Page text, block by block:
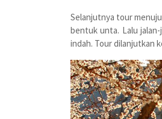
Selanjutnya tour
bentuk unta. Lalu jalan-
indah. Tour dilanjutkan